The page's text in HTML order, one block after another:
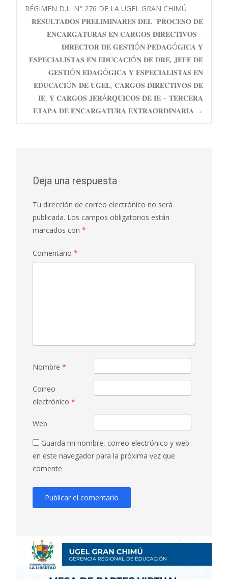
de
entradas
RÉGIMEN D.L. N° 276 DE LA UGEL GRAN CHIMÚ
𝐑𝐄𝐒𝐔𝐋𝐓𝐀𝐃𝐎𝐒 𝐏𝐑𝐄𝐋𝐈𝐌𝐈𝐍𝐀𝐑𝐄𝐒 𝐃𝐄𝐋 “𝐏𝐑𝐎𝐂𝐄𝐒𝐎 𝐃𝐄
𝐄𝐍𝐂𝐀𝐑𝐆𝐀𝐓𝐔𝐑𝐀𝐒 𝐄𝐍 𝐂𝐀𝐑𝐆𝐎𝐒 𝐃𝐈𝐑𝐄𝐂𝐓𝐈𝐕𝐎𝐒 –
𝐃𝐈𝐑𝐄𝐂𝐓𝐎𝐑 𝐃𝐄 𝐆𝐄𝐒𝐓𝐈Ó𝐍 𝐏𝐄𝐃𝐀𝐆Ó𝐆𝐈𝐂𝐀 𝐘
𝐄𝐒𝐏𝐄𝐂𝐈𝐀𝐋𝐈𝐒𝐓𝐀𝐒 𝐄𝐍 𝐄𝐃𝐔𝐂𝐀𝐂𝐈Ó𝐍 𝐃𝐄 𝐃𝐑𝐄, 𝐉𝐄𝐅𝐄 𝐃𝐄
𝐆𝐄𝐒𝐓𝐈Ó𝐍 𝐄𝐃𝐀𝐆Ó𝐆𝐈𝐂𝐀 𝐘 𝐄𝐒𝐏𝐄𝐂𝐈𝐀𝐋𝐈𝐒𝐓𝐀𝐒 𝐄𝐍
𝐄𝐃𝐔𝐂𝐀𝐂𝐈Ó𝐍 𝐃𝐄 𝐔𝐆𝐄𝐋, 𝐂𝐀𝐑𝐆𝐎𝐒 𝐃𝐈𝐑𝐄𝐂𝐓𝐈𝐕𝐎𝐒 𝐃𝐄
𝐈𝐄, 𝐘 𝐂𝐀𝐑𝐆𝐎𝐒 𝐉𝐄𝐑Á𝐑𝐐𝐔𝐈𝐂𝐎𝐒 𝐃𝐄 𝐈𝐄 – 𝐓𝐄𝐑𝐂𝐄𝐑𝐀
𝐄𝐓𝐀𝐏𝐀 𝐃𝐄 𝐄𝐍𝐂𝐀𝐑𝐆𝐀𝐓𝐔𝐑𝐀 𝐄𝐗𝐓𝐑𝐀𝐎𝐑𝐃𝐈𝐍𝐀𝐑𝐈𝐀 →
Deja una respuesta
Tu dirección de correo electrónico no será
publicada. Los campos obligatorios están
marcados con *
Comentario *
Nombre *
Correo
electrónico *
Web
Guarda mi nombre, correo electrónico y web
en este navegador para la próxima vez que
comente.